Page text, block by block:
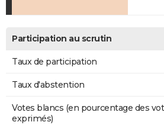
Participation au scrutin
Taux de participation
Taux d'abstention
Votes blancs (en pourcentage des
exprimés)